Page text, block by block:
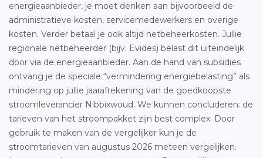
energieaanbieder, je moet denken aan bijvoorbeeld de
administratieve kosten, servicemedewerkers en overige
kosten. Verder betaal je ook altijd netbeheerkosten. Jullie
regionale netbeheerder (bijv. Evides) belast dit uiteindelijk
door via de energieaanbieder. Aan de hand van subsidies
ontvang je de speciale “vermindering energiebelasting” als
mindering op jullie jaarafrekening van de goedkoopste
stroomleverancier Nibbixwoud. We kunnen concluderen: de
tarieven van het stroompakket zijn best complex. Door
gebruik te maken van de vergelijker kun je de
stroomtarieven van augustus 2026 meteen vergelijken.